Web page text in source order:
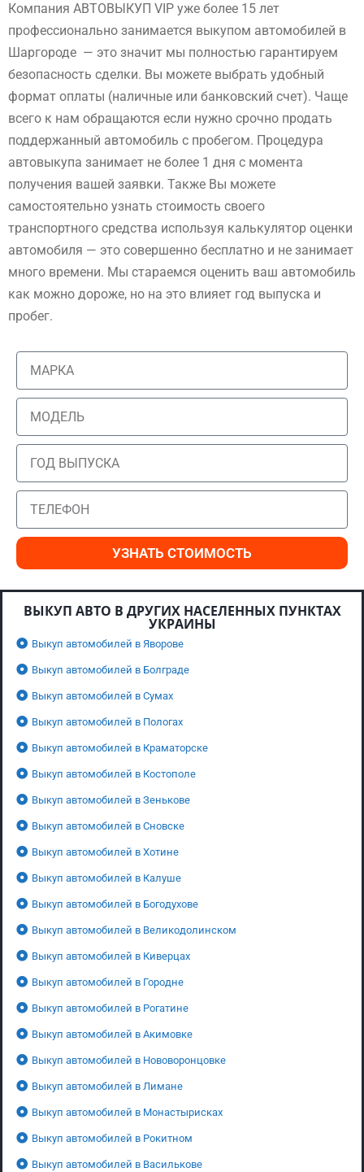
Компания АВТОВЫКУП VIP уже более 15 лет
профессионально занимается выкупом автомобилей в
Шаргороде — это значит мы полностью гарантируем
безопасность сделки. Вы можете выбрать удобный
формат оплаты (наличные или банковский счет). Чаще
всего к нам обращаются если нужно срочно продать
поддержанный автомобиль с пробегом. Процедура
автовыкупа занимает не более 1 дня с момента
получения вашей заявки. Также Вы можете
самостоятельно узнать стоимость своего
транспортного средства используя калькулятор оценки
автомобиля — это совершенно бесплатно и не занимает
много времени. Мы стараемся оценить ваш автомобиль
как можно дороже, но на это влияет год выпуска и
пробег.
УЗНАТЬ СТОИМОСТЬ
ВЫКУП АВТО В ДРУГИХ НАСЕЛЕННЫХ ПУНКТАХ
УКРАИНЫ
Выкуп автомобилей в Яворове
Выкуп автомобилей в Болграде
Выкуп автомобилей в Сумах
Выкуп автомобилей в Пологах
Выкуп автомобилей в Краматорске
Выкуп автомобилей в Костополе
Выкуп автомобилей в Зенькове
Выкуп автомобилей в Сновске
Выкуп автомобилей в Хотине
Выкуп автомобилей в Калуше
Выкуп автомобилей в Богодухове
Выкуп автомобилей в Великодолинском
Выкуп автомобилей в Киверцах
Выкуп автомобилей в Городне
Выкуп автомобилей в Рогатине
Выкуп автомобилей в Акимовке
Выкуп автомобилей в Нововоронцовке
Выкуп автомобилей в Лимане
Выкуп автомобилей в Монастырисках
Выкуп автомобилей в Рокитном
Выкуп автомобилей в Василькове